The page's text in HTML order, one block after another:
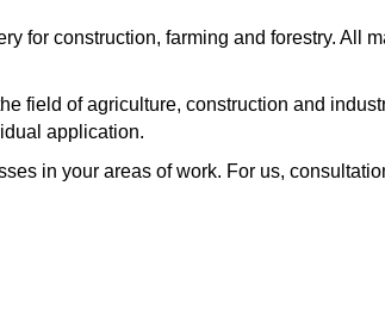
for construction, farming and forestry. All
field of agriculture, construction and
application.
in your areas of work. For us,